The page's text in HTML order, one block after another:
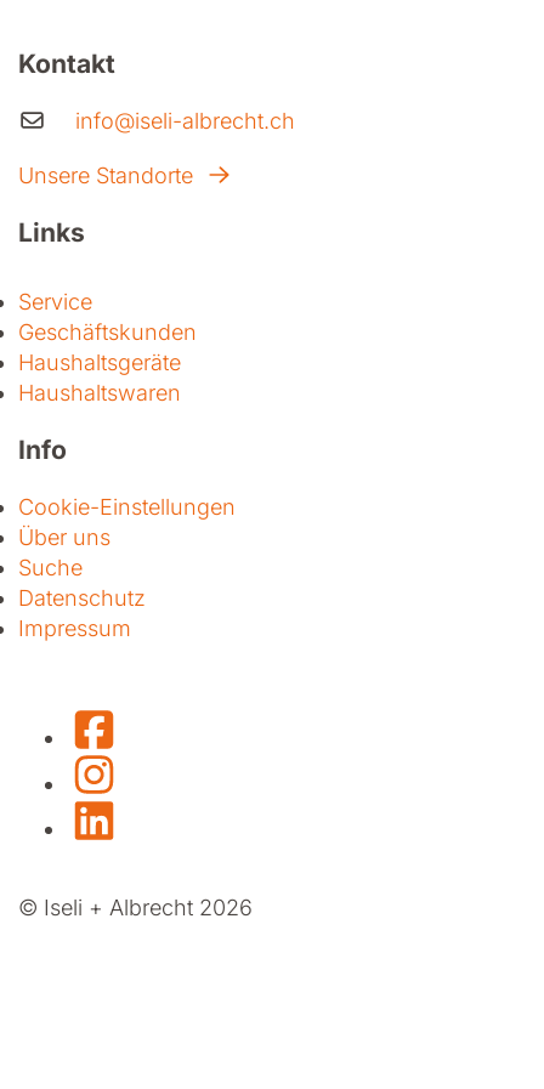
Kontakt
info@iseli-albrecht.ch
Unsere Standorte
Links
Service
Geschäftskunden
Haushaltsgeräte
Haushaltswaren
Info
Cookie-Einstellungen
Über uns
Suche
Datenschutz
Impressum
© Iseli + Albrecht 2026